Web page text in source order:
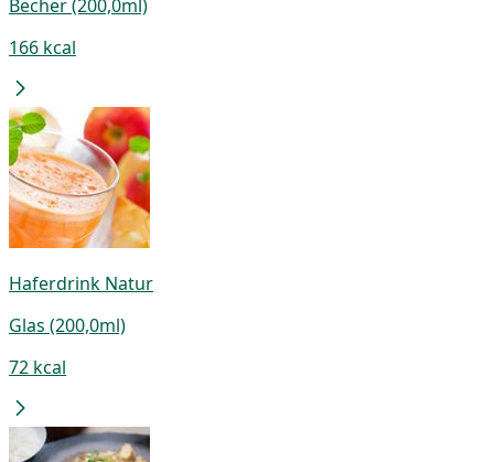
Becher (200,0ml)
166 kcal
Haferdrink Natur
Glas (200,0ml)
72 kcal